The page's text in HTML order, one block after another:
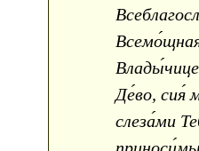
Де́во, сия́
слеза́ми